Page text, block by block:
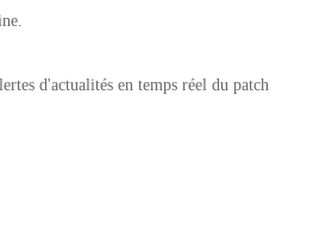
d'actualités en temps réel du patch